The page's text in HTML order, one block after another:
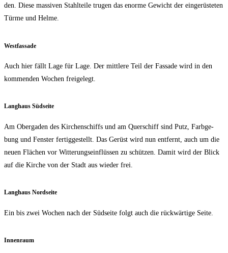
den. Die­se mas­si­ven Stahl­tei­le tru­gen das enor­me Gewicht der ein­ge­rüs­te­ten
Tür­me und Helme.
West­fas­sa­de
Auch hier fällt Lage für Lage. Der mitt­le­re Teil der Fas­sa­de wird in den
kom­men­den Wochen freigelegt.
Lang­haus Südseite
Am Oberg­aden des Kir­chen­schiffs und am Quer­schiff sind Putz, Farb­ge­
bung und Fens­ter fer­tig­ge­stellt. Das Gerüst wird nun ent­fernt, auch um die
neu­en Flä­chen vor Wit­te­rungs­ein­flüs­sen zu schüt­zen. Damit wird der Blick
auf die Kir­che von der Stadt aus wie­der frei.
Lang­haus Nordseite
Ein bis zwei Wochen nach der Süd­sei­te folgt auch die rück­wär­ti­ge Seite.
Innen­raum